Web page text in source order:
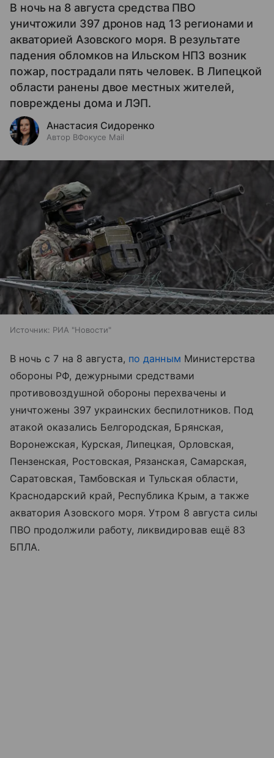
В ночь на 8 августа средства ПВО
уничтожили 397 дронов над 13 регионами и
акваторией Азовского моря. В результате
падения обломков на Ильском НПЗ возник
пожар, пострадали пять человек. В Липецкой
области ранены двое местных жителей,
повреждены дома и ЛЭП.
Анастасия Сидоренко
Автор ВФокусе Mail
Источник: РИА "Новости"
В ночь с 7 на 8 августа, по данным Министерства
обороны РФ, дежурными средствами
противовоздушной обороны перехвачены и
уничтожены 397 украинских беспилотников. Под
атакой оказались Белгородская, Брянская,
Воронежская, Курская, Липецкая, Орловская,
Пензенская, Ростовская, Рязанская, Самарская,
Саратовская, Тамбовская и Тульская области,
Краснодарский край, Республика Крым, а также
акваторияАзовского моря. Утром 8 августа силы
ПВО продолжили работу, ликвидировав ещё 83
БПЛА.